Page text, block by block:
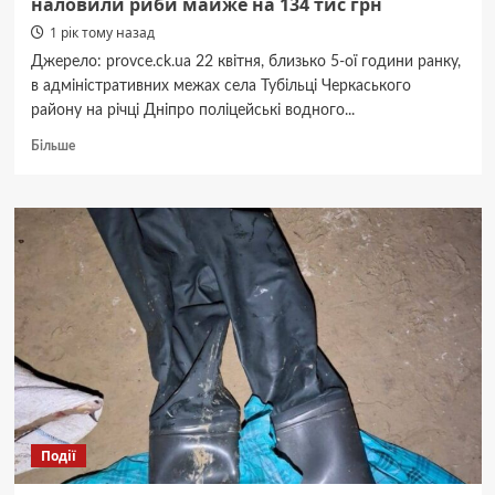
1 рік тому назад
Джерело: provce.ck.ua 22 квітня, близько 5-ої години ранку,
в адміністративних межах села Тубільці Черкаського
району на річці Дніпро поліцейські водного...
БільшеДокладніше
Дніпрі
виявили
браконьєрів,
наловили
майже
134
тис
грн
Події